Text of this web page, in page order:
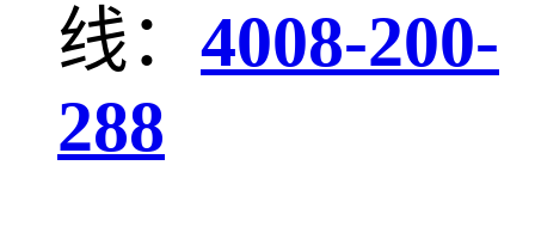
线： 4008-200-
288